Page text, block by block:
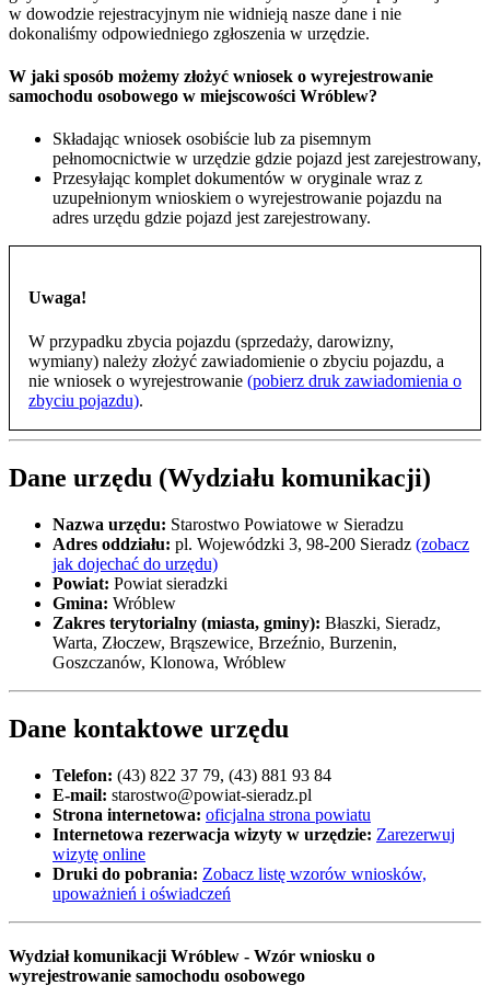
w dowodzie rejestracyjnym nie widnieją nasze dane i nie
dokonaliśmy odpowiedniego zgłoszenia w urzędzie.
W jaki sposób możemy złożyć wniosek o wyrejestrowanie
samochodu osobowego w miejscowości Wróblew?
Składając wniosek osobiście lub za pisemnym
pełnomocnictwie w urzędzie gdzie pojazd jest zarejestrowany,
Przesyłając komplet dokumentów w oryginale wraz z
uzupełnionym wnioskiem o wyrejestrowanie pojazdu na
adres urzędu gdzie pojazd jest zarejestrowany.
Uwaga!
W przypadku zbycia pojazdu (sprzedaży, darowizny,
wymiany) należy złożyć zawiadomienie o zbyciu pojazdu, a
nie wniosek o wyrejestrowanie (pobierz druk zawiadomienia o
zbyciu pojazdu).
Dane urzędu (Wydziału komunikacji)
Nazwa urzędu: Starostwo Powiatowe w Sieradzu
Adres oddziału: pl. Wojewódzki 3, 98-200 Sieradz (zobacz
jak dojechać do urzędu)
Powiat: Powiat sieradzki
Gmina: Wróblew
Zakres terytorialny (miasta, gminy): Błaszki, Sieradz,
Warta, Złoczew, Brąszewice, Brzeźnio, Burzenin,
Goszczanów, Klonowa, Wróblew
Dane kontaktowe urzędu
Telefon: (43) 822 37 79, (43) 881 93 84
E-mail: starostwo@powiat-sieradz.pl
Strona internetowa: oficjalna strona powiatu
Internetowa rezerwacja wizyty w urzędzie: Zarezerwuj
wizytę online
Druki do pobrania: Zobacz listę wzorów wniosków,
upoważnień i oświadczeń
Wydział komunikacji Wróblew - Wzór wniosku o
wyrejestrowanie samochodu osobowego